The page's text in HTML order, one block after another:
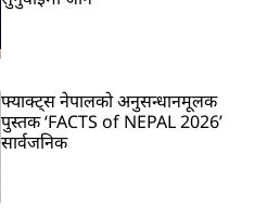
फ्याक्ट्स नेपालको अनुसन्धानमूलक
पुस्तक ‘FACTS of NEPAL 2026’
सार्वजनिक